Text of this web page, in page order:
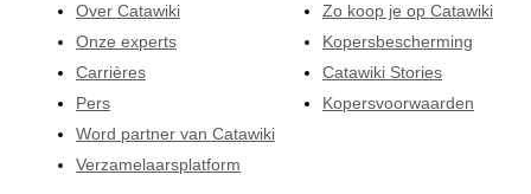
Over Catawiki
Onze experts
Carrières
Pers
Word partner van Catawiki
Verzamelaarsplatform
Zo koop je op Catawiki
Kopersbescherming
Catawiki Stories
Kopersvoorwaarden